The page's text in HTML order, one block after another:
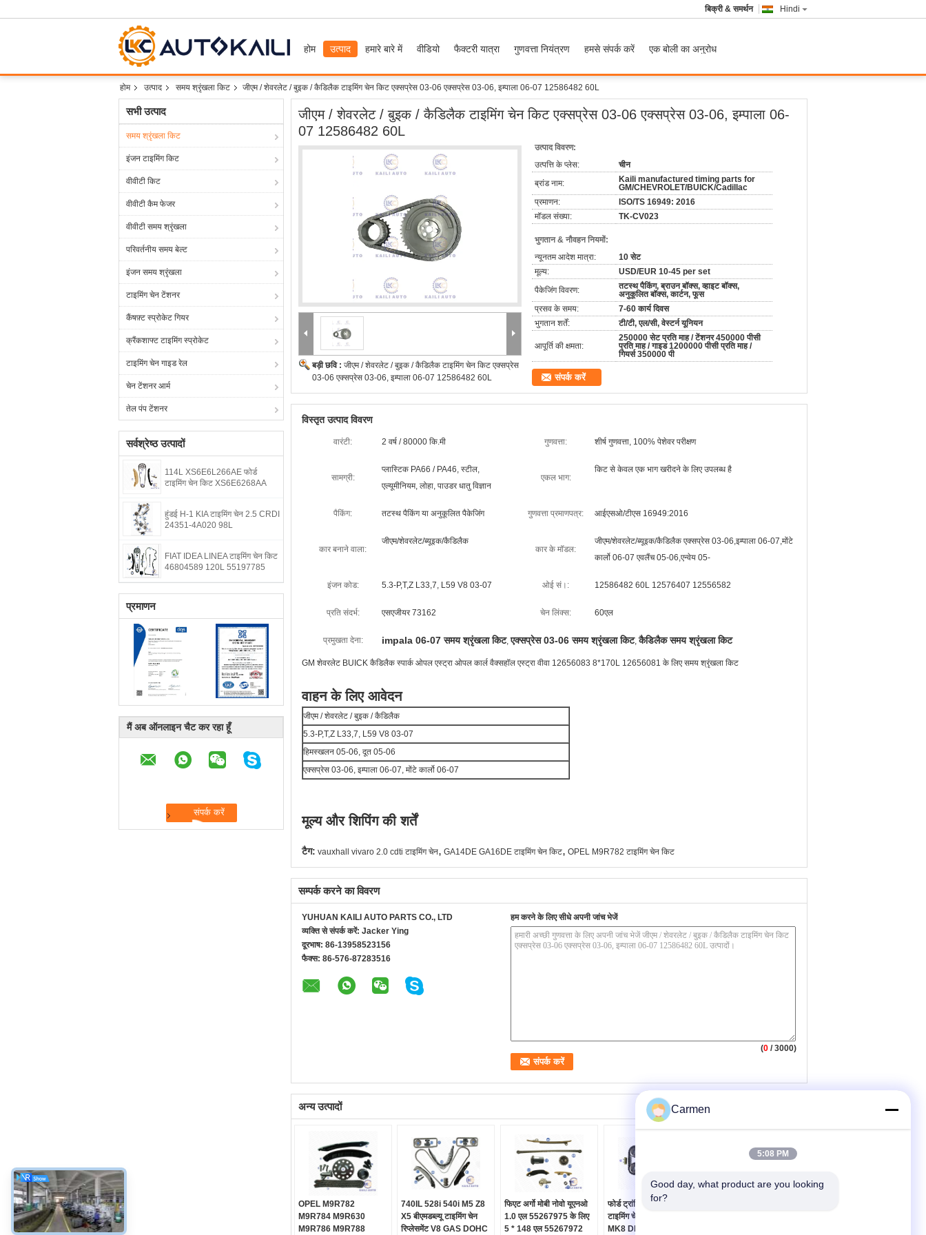
Hindi
बिक्री & समर्थन
होम उत्पाद हमारे बारे में वीडियो फैक्टरी यात्रा गुणवत्ता नियंत्रण हमसे संपर्क करें एक बोली का अनुरोध
होम उत्पाद समय श्रृंखला किट जीएम / शेवरलेट / बुइक / कैडिलैक टाइमिंग चेन किट एक्सप्रेस 03-06 एक्सप्रेस 03-06, इम्पाला 06-07 12586482 60L
सभी उत्पाद
समय श्रृंखला किट
इंजन टाइमिंग किट
वीवीटी किट
वीवीटी कैम फेजर
वीवीटी समय श्रृंखला
परिवर्तनीय समय बेल्ट
इंजन समय श्रृंखला
टाइमिंग चेन टेंशनर
कैंषफ़्ट स्प्रोकेट गियर
क्रैंकशाफ्ट टाइमिंग स्प्रोकेट
टाइमिंग चेन गाइड रेल
चेन टेंशनर आर्म
तेल पंप टेंशनर
सर्वश्रेष्ठ उत्पादों
114L XS6E6L266AE फोर्ड
टाइमिंग चेन किट XS6E6268AA
हुंडई H-1 KIA टाइमिंग चेन 2.5 CRDI
24351-4A020 98L
FIAT IDEA LINEA टाइमिंग चेन किट
46804589 120L 55197785
प्रमाणन
मैं अब ऑनलाइन चैट कर रहा हूँ
जीएम / शेवरलेट / बुइक / कैडिलैक टाइमिंग चेन किट एक्सप्रेस 03-06 एक्सप्रेस 03-06, इम्पाला 06-
07 12586482 60L
बड़ी छवि : जीएम / शेवरलेट / बुइक / कैडिलैक टाइमिंग चेन किट एक्सप्रेस
03-06 एक्सप्रेस 03-06, इम्पाला 06-07 12586482 60L
उत्पाद विवरण:
उत्पत्ति के प्लेस:
चीन
ब्रांड नाम:
Kaili manufactured timing parts for
GM/CHEVROLET/BUICK/Cadillac
प्रमाणन:
ISO/TS 16949: 2016
मॉडल संख्या:
TK-CV023
भुगतान & नौवहन नियमों:
न्यूनतम आदेश मात्रा:
10 सेट
मूल्य:
USD/EUR 10-45 per set
पैकेजिंग विवरण:
तटस्थ पैकिंग, ब्राउन बॉक्स, व्हाइट बॉक्स,
अनुकूलित बॉक्स, कार्टन, फूस
प्रसव के समय:
7-60 कार्य दिवस
भुगतान शर्तें:
टी/टी, एल/सी, वेस्टर्न यूनियन
आपूर्ति की क्षमता:
250000 सेट प्रति माह / टेंशनर 450000 पीसी
प्रति माह / गाइड 1200000 पीसी प्रति माह /
गियर्स 350000 पी
संपर्क करें
विस्तृत उत्पाद विवरण
वारंटी: 2 वर्ष / 80000 कि.मी गुणवत्ता: शीर्ष गुणवत्ता, 100% पेशेवर परीक्षण
सामग्री:
प्लास्टिक PA66 / PA46, स्टील,
एल्यूमीनियम, लोहा, पाउडर धातु विज्ञान
एकल भाग:
किट से केवल एक भाग खरीदने के लिए उपलब्ध है
पैकिंग: तटस्थ पैकिंग या अनुकूलित पैकेजिंग गुणवत्ता प्रमाणपत्र: आईएसओ/टीएस 16949:2016
कार बनाने वाला:
जीएम/शेवरलेट/ब्यूइक/कैडिलैक
कार के मॉडल:
जीएम/शेवरलेट/ब्यूइक/कैडिलैक एक्सप्रेस 03-06,इम्पाला 06-07,मोंटे
कार्लो 06-07 एवलैंच 05-06,एन्वेय 05-
इंजन कोड: 5.3-P,T,Z L33,7, L59 V8 03-07 ओई सं।: 12586482 60L 12576407 12556582
प्रति संदर्भ: एसएजीयर 73162 चेन लिंक्स: 60एल
प्रमुखता देना: impala 06-07 समय श्रृंखला किट,एक्सप्रेस 03-06 समय श्रृंखला किट,कैडिलैक समय श्रृंखला किट
GM शेवरलेट BUICK कैडिलैक स्पार्क ओपल एस्ट्रा ओपल कार्ल वैक्सहॉल एस्ट्रा वीवा 12656083 8*170L 12656081 के लिए समय श्रृंखला किट
वाहन के लिए आवेदन
जीएम / शेवरलेट / बुइक / कैडिलैक
5.3-P,T,Z L33,7, L59 V8 03-07
हिमस्खलन 05-06, दूत 05-06
एक्सप्रेस 03-06, इम्पाला 06-07, मोंटे कार्लो 06-07
मूल्य और शिपिंग की शर्तें
टैग: vauxhall vivaro 2.0 cdti टाइमिंग चेन, GA14DE GA16DE टाइमिंग चेन किट, OPEL M9R782 टाइमिंग चेन किट
सम्पर्क करने का विवरण
YUHUAN KAILI AUTO PARTS CO., LTD
व्यक्ति से संपर्क करें: Jacker Ying
दूरभाष: 86-13958523156
फैक्स: 86-576-87283516
हम करने के लिए सीधे अपनी जांच भेजें
(0 / 3000)
अन्य उत्पादों
OPEL M9R782
M9R784 M9R630
M9R786 M9R788
740IL 528i 540i M5 Z8
X5 बीएमडब्ल्यू टाइमिंग चेन
रिप्लेसमेंट V8 GAS DOHC
फिएट अर्गो मोबी नोवो यूएनओ
1.0 एल 55267975 के लिए
5 * 148 एल 55267972
फोर्ड ट्रांजिट 2.2 टीडीसीआई
टाइमिंग चेन सेट डीजल MK7
MK8 DRF5 DRFF
Carmen
5:08 PM
Good day, what product are you looking
for?